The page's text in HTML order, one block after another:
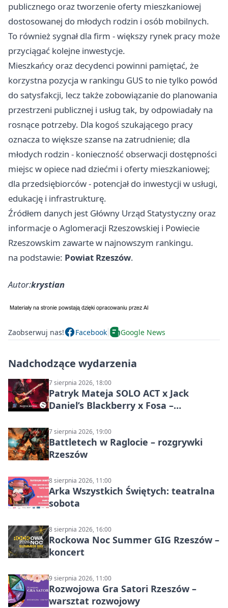
publicznego oraz tworzenie oferty mieszkaniowej
dostosowanej do młodych rodzin i osób mobilnych.
To również sygnał dla firm - większy rynek pracy może
przyciągać kolejne inwestycje.
Mieszkańcy oraz decydenci powinni pamiętać, że
korzystna pozycja w rankingu GUS to nie tylko powód
do satysfakcji, lecz także zobowiązanie do planowania
przestrzeni publicznej i usług tak, by odpowiadały na
rosnące potrzeby. Dla kogoś szukającego pracy
oznacza to większe szanse na zatrudnienie; dla
młodych rodzin - konieczność obserwacji dostępności
miejsc w opiece nad dziećmi i oferty mieszkaniowej;
dla przedsiębiorców - potencjał do inwestycji w usługi,
edukację i infrastrukturę.
Źródłem danych jest Główny Urząd Statystyczny oraz
informacje o Aglomeracji Rzeszowskiej i Powiecie
Rzeszowskim zawarte w najnowszym rankingu.
na podstawie: Powiat Rzeszów.
Autor:krystian
Zaobserwuj nas! Facebook Google News
Nadchodzące wydarzenia
7 sierpnia 2026, 18:00
Patryk Mateja SOLO ACT x Jack
Daniel’s Blackberry x Fosa –
7 sierpnia 2026, 19:00
Battletech w Raglocie – rozgrywki
Rzeszów
8 sierpnia 2026, 11:00
Arka Wszystkich Świętych: teatralna
sobota
8 sierpnia 2026, 16:00
Rockowa Noc Summer GIG Rzeszów –
koncert
9 sierpnia 2026, 11:00
Rozwojowa Gra Satori Rzeszów –
warsztat rozwojowy